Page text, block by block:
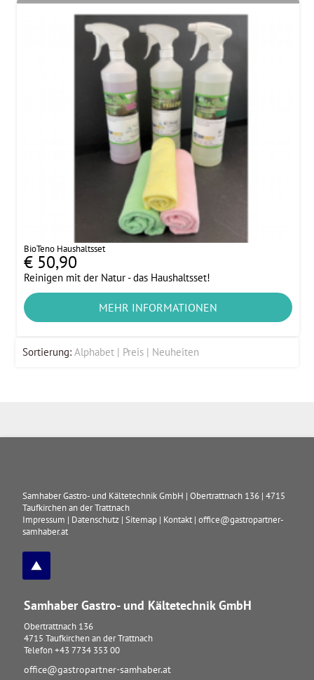
BioTeno Haushaltsset
€ 50,90
Reinigen mit der Natur - das Haushaltsset!
MEHR INFORMATIONEN
Sortierung: Alphabet Preis Neuheiten
Samhaber Gastro- und Kältetechnik GmbH |Obertrattnach 136 |4715
Taufkirchen an der Trattnach
Impressum | Datenschutz |Sitemap | Kontakt |office@gastropartner-
samhaber.at
Samhaber Gastro- und Kältetechnik GmbH
Obertrattnach 136
4715 Taufkirchen an der Trattnach
Telefon +43 7734 353 00
office@gastropartner-samhaber.at